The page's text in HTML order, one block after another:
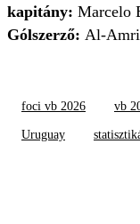
kapitány: Marcelo
Gólszerző: Al-
foci vb 2026 vb
Uruguay